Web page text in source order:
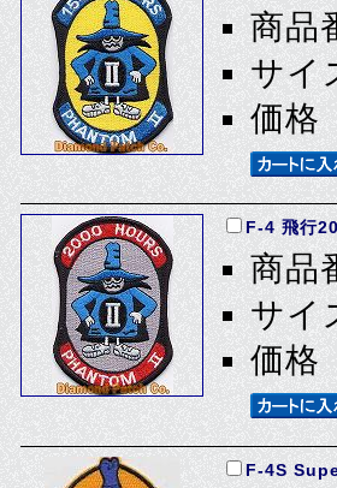
商品
サイ
価格
F-4 飛行
商品
サイ
価格
F-4S